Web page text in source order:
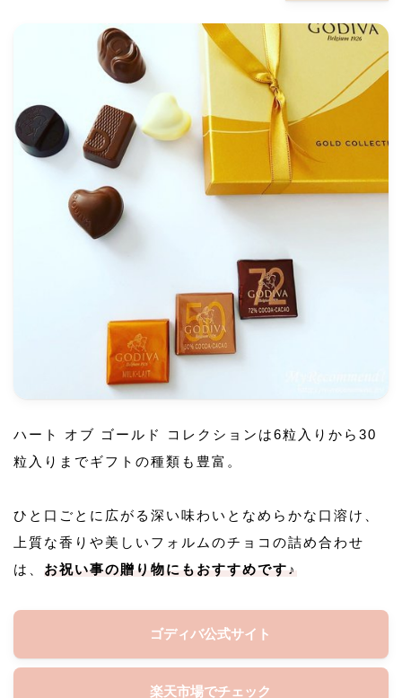
ハート オブ ゴールド コレクションは6粒入りから30
粒入りまでギフトの種類も豊富。
ひと口ごとに広がる深い味わいとなめらかな口溶け、
上質な香りや美しいフォルムのチョコの詰め合わせ
は、 お祝い事の贈り物にもおすすめです♪
ゴディバ公式サイト
楽天市場でチェック